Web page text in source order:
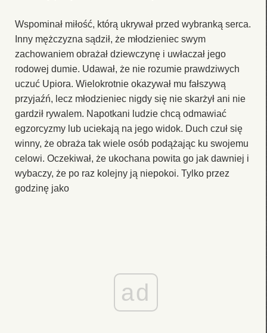
Wspominał miłość, którą ukrywał przed wybranką serca.
Inny mężczyzna sądził, że młodzieniec swym
zachowaniem obrażał dziewczynę i uwłaczał jego
rodowej dumie. Udawał, że nie rozumie prawdziwych
uczuć Upiora. Wielokrotnie okazywał mu fałszywą
przyjaźń, lecz młodzieniec nigdy się nie skarżył ani nie
gardził rywalem. Napotkani ludzie chcą odmawiać
egzorcyzmy lub uciekają na jego widok. Duch czuł się
winny, że obraża tak wiele osób podążając ku swojemu
celowi. Oczekiwał, że ukochana powita go jak dawniej i
wybaczy, że po raz kolejny ją niepokoi. Tylko przez
godzinę jako
ad